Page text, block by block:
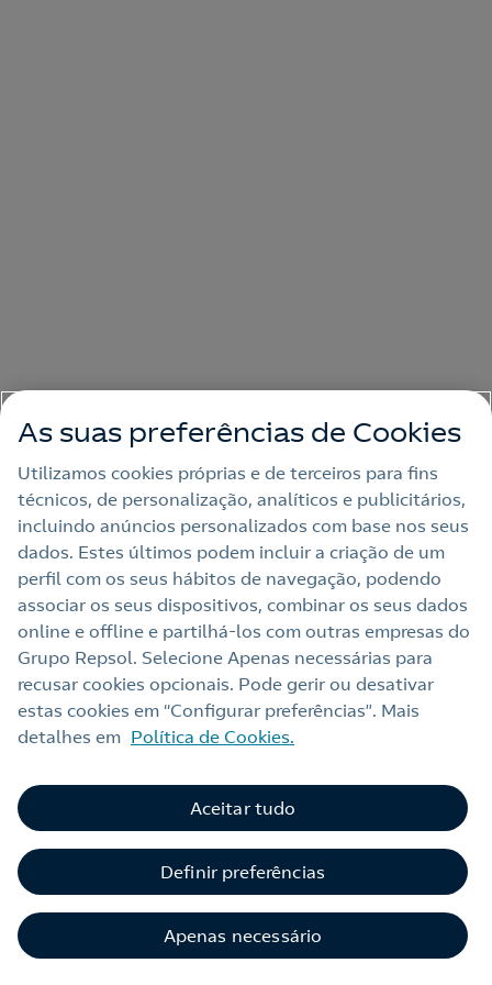
As suas preferências de Cookies
Utilizamos cookies próprias e de terceiros para fins
técnicos, de personalização, analíticos e publicitários,
incluindo anúncios personalizados com base nos seus
dados. Estes últimos podem incluir a criação de um
perfil com os seus hábitos de navegação, podendo
associar os seus dispositivos, combinar os seus dados
online e offline e partilhá‑los com outras empresas do
Grupo Repsol. Selecione Apenas necessárias para
recusar cookies opcionais. Pode gerir ou desativar
estas cookies em “Configurar preferências”. Mais
detalhes em Política de Cookies.
Definir preferências
Apenas necessário
Aceitar tudo